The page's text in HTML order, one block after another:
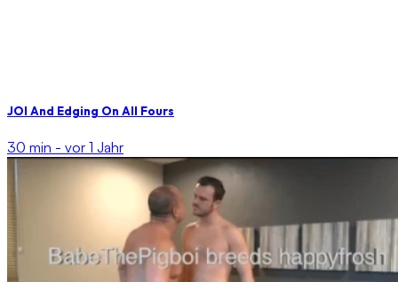
JOI And Edging On All Fours
30 min - vor 1 Jahr